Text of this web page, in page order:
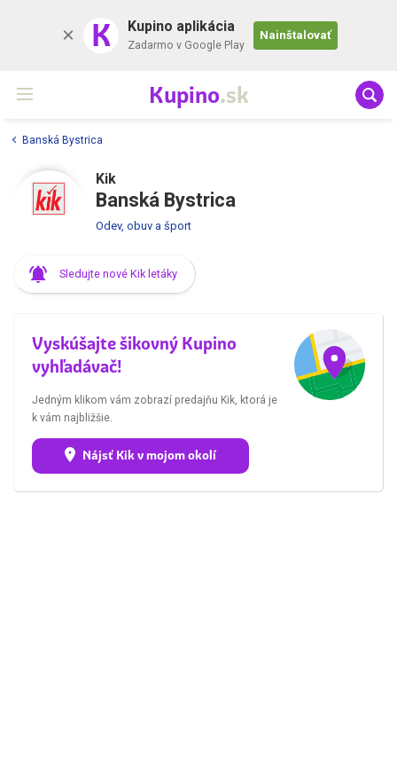
K Kupino aplikácia
Zadarmo v Google Play
Nainštalovať
Kupino.sk
Banská Bystrica
Kik
Banská Bystrica
Odev, obuv a šport
Sledujte nové Kik letáky
Vyskúšajte šikovný Kupino
vyhľadávač!
Jedným klikom vám zobrazí predajňu Kik, ktorá je
k vám najbližšie.
Nájsť Kik v mojom okolí